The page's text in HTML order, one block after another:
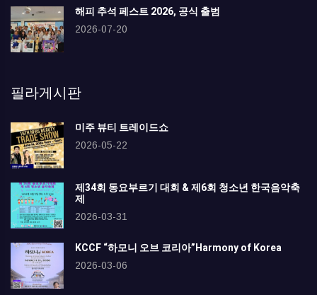
해피 추석 페스트 2026, 공식 출범
2026-07-20
필라게시판
미주 뷰티 트레이드쇼
2026-05-22
제34회 동요부르기 대회 & 제6회 청소년 한국음악축
제
2026-03-31
KCCF “하모니 오브 코리아”Harmony of Korea
2026-03-06